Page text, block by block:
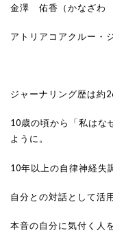
金澤 佑香（かなざわ
アトリアコアクルー・
ジャーナリング歴は約
10歳の頃から「私はな
ように。
10年以上の自律神経失
自分との対話として活
本音の自分に気付く人